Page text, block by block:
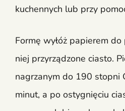
kuchennych lub przy
Formę wyłóż papierem
niej przyrządzone ciasto.
nagrzanym do 190 stopni
minut, a po ostygnięciu